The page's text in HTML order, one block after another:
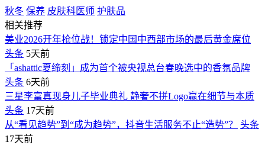
秋冬 保养 皮肤科医师 护肤品
相关推荐
美业2026开年抢位战！锁定中国中西部市场的最后黄金席位
头条 5天前
「ashattic夏缔刻」成为首个被央视总台春晚选中的香氛品牌
头条 6天前
三星李富真现身儿子毕业典礼 静奢不拼Logo赢在细节与本质
头条 17天前
从“看见趋势”到“成为趋势”，抖音生活服务不止“造势”？
头条
17天前